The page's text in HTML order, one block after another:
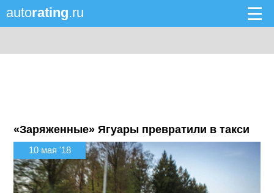
autorating.ru
«Заряженные» Ягуары превратили в такси
10 мая '18